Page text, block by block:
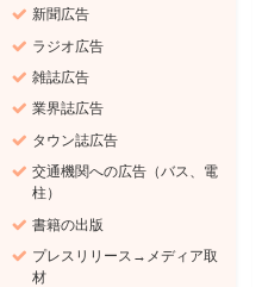
新聞広告
ラジオ広告
雑誌広告
業界誌広告
タウン誌広告
交通機関への広告（バス、電
柱）
書籍の出版
プレスリリース→メディア取
材